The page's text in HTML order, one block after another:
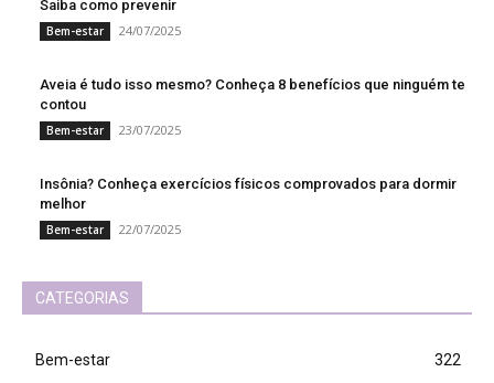
Saiba como prevenir
Bem-estar 24/07/2025
Aveia é tudo isso mesmo? Conheça 8 benefícios que ninguém te
contou
Bem-estar 23/07/2025
Insônia? Conheça exercícios físicos comprovados para dormir
melhor
Bem-estar 22/07/2025
CATEGORIAS
Bem-estar
322